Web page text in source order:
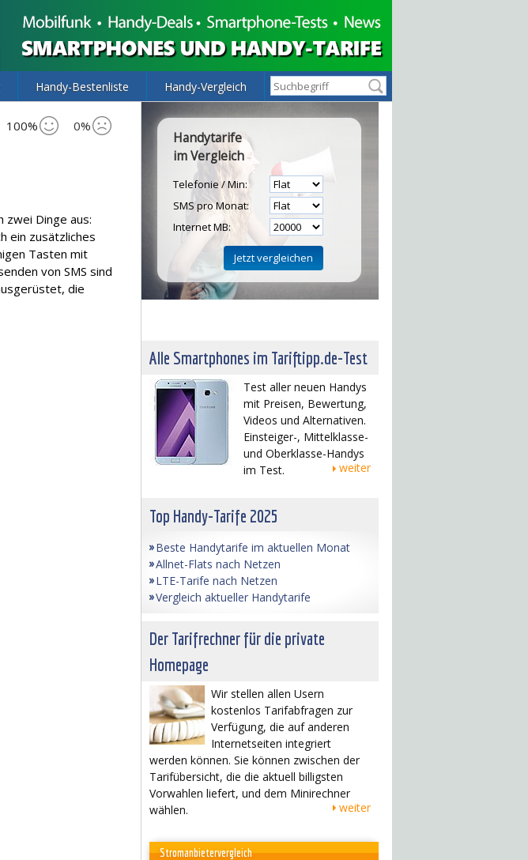
Handy-Bestenliste Handy-Vergleich
100% 0%
zwei Dinge aus:
ein zusätzliches
Tasten mit
von SMS sind
die
Handytarife
im Vergleich
Telefonie / Min:
SMS pro Monat:
Internet MB:
Alle Smartphones im Tariftipp.de-Test
Test aller neuen Handys
mit Preisen, Bewertung,
Videos und Alternativen.
Einsteiger-, Mittelklasse-
und Oberklasse-Handys
im Test.
weiter
Top Handy-Tarife 2025
Beste Handytarife im aktuellen Monat
Allnet-Flats nach Netzen
LTE-Tarife nach Netzen
Vergleich aktueller Handytarife
Der Tarifrechner für die private
Homepage
Wir stellen allen Usern
kostenlos Tarifabfragen zur
Verfügung, die auf anderen
Internetseiten integriert
werden können. Sie können zwischen der
Tarifübersicht, die die aktuell billigsten
Vorwahlen liefert, und dem Minirechner
wählen.
weiter
Stromanbietervergleich